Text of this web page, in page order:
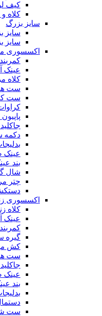
کیف
کلاه
سایز بزرگ
سایز
سایز
اکسسوری
عینک
کلاه
ست
ست
عینک
بند
شال
چتر
اکسسوری
کلاه
عینک
گیره
کش
ست
عینک
بند
ست